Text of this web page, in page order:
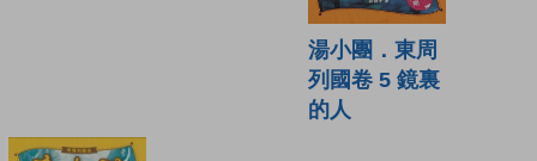
湯小團．東周
列國卷 5 鏡裏
的人